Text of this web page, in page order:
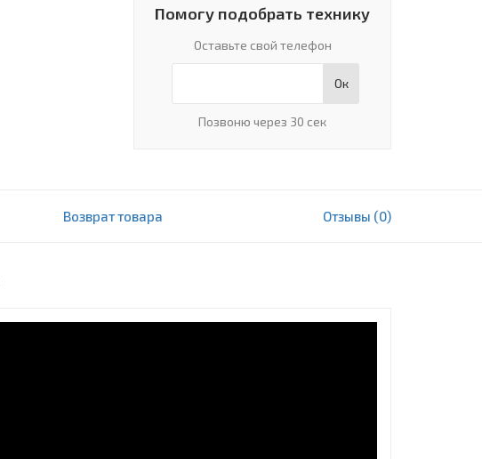
Помогу подобрать технику
Оставьте свой телефон
Ок
Позвоню через 30 сек
1 374 000 сум В корзину
Возврат товара Отзывы (0)